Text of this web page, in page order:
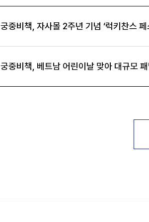
궁중비책, 자사몰 2주년 기념 ‘럭키찬스 페
궁중비책, 베트남 어린이날 맞아 대규모